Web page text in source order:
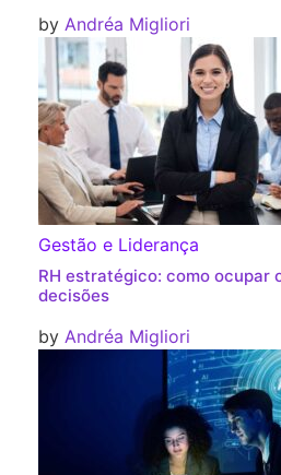
by Andréa Migliori
Gestão e Liderança
RH estratégico: como ocupar
decisões
by Andréa Migliori